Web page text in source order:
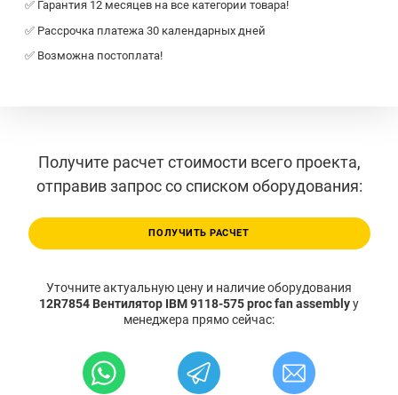
✅ Гарантия 12 месяцев на все категории товара!
✅ Рассрочка платежа 30 календарных дней
✅ Возможна постоплата!
Получите расчет стоимости всего проекта,
отправив запрос со списком оборудования:
ПОЛУЧИТЬ РАСЧЕТ
Уточните актуальную цену и наличие оборудования
12R7854 Вентилятор IBM 9118-575 proc fan assemblyу
менеджера прямо сейчас: